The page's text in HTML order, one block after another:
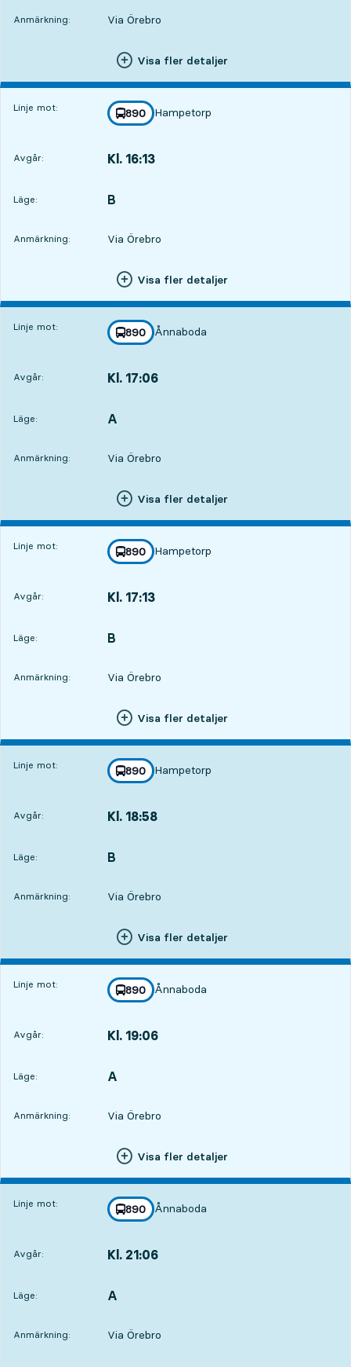
Anmärkning: Via Örebro
Visa fler detaljer
Linje mot: linje
890
mot
Hampetorp
,
Avgår: Kl. 16:13
Läge:
LÄGE, B
,
Anmärkning: Via Örebro
Visa fler detaljer
Linje mot: linje
890
mot
Ånnaboda
,
Avgår: Kl. 17:06
Läge:
LÄGE, A
,
Anmärkning: Via Örebro
Visa fler detaljer
Linje mot: linje
890
mot
Hampetorp
,
Avgår: Kl. 17:13
Läge:
LÄGE, B
,
Anmärkning: Via Örebro
Visa fler detaljer
Linje mot: linje
890
mot
Hampetorp
,
Avgår: Kl. 18:58
Läge:
LÄGE, B
,
Anmärkning: Via Örebro
Visa fler detaljer
Linje mot: linje
890
mot
Ånnaboda
,
Avgår: Kl. 19:06
Läge:
LÄGE, A
,
Anmärkning: Via Örebro
Visa fler detaljer
Linje mot: linje
890
mot
Ånnaboda
,
Avgår: Kl. 21:06
Läge:
LÄGE, A
,
Anmärkning: Via Örebro